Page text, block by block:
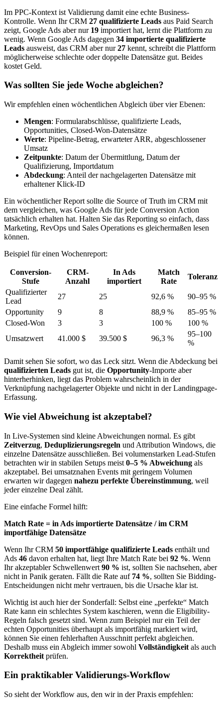
Im PPC-Kontext ist Validierung damit eine echte Business-
Kontrolle. Wenn Ihr CRM 27 qualifizierte Leads aus Paid Search
zeigt, Google Ads aber nur 19 importiert hat, lernt die Plattform zu
wenig. Wenn Google Ads dagegen 34 importierte qualifizierte
Leads ausweist, das CRM aber nur27 kennt, schreibt die Plattform
möglicherweise schlechte oder doppelte Datensätze gut. Beides
kostet Geld.
Was sollten Sie jede Woche abgleichen?
Wir empfehlen einen wöchentlichen Abgleich über vier Ebenen:
Mengen: Formularabschlüsse, qualifizierte Leads,
Opportunities, Closed-Won-Datensätze
Werte: Pipeline-Betrag, erwarteter ARR, abgeschlossener
Umsatz
Zeitpunkte: Datum der Übermittlung, Datum der
Qualifizierung, Importdatum
Abdeckung: Anteil der nachgelagerten Datensätze mit
erhaltener Klick-ID
Ein wöchentlicher Report sollte die Source of Truth im CRM mit
dem vergleichen, was Google Ads für jede Conversion Action
tatsächlich erhalten hat. Halten Sie das Reporting so einfach, dass
Marketing, RevOps und Sales Operations es gleichermaßen lesen
können.
Beispiel für einen Wochenreport:
Conversion-
Stufe
CRM-
Anzahl
In Ads
importiert
Match
Rate
Toleranz
Qualifizierter
Lead
27 25 92,6 %
90–95 %
Opportunity
9 8 88,9 %
85–95 %
Closed-Won
3 3 100 %
100 %
Umsatzwert
41.000 $ 39.500 $ 96,3 %
95–100
%
Damit sehen Sie sofort, wo das Leck sitzt. Wenn die Abdeckung bei
qualifizierten Leads gut ist, die Opportunity-Importe aber
hinterherhinken, liegt das Problem wahrscheinlich in der
Verknüpfung nachgelagerter Objekte und nicht in der Landingpage-
Erfassung.
Wie viel Abweichung ist akzeptabel?
In Live-Systemen sind kleine Abweichungen normal. Es gibt
Zeitverzug, Deduplizierungsregeln und Attribution Windows, die
einzelne Datensätze ausschließen. Bei volumenstarken Lead-Stufen
betrachten wir in stabilen Setups meist 0–5 % Abweichung als
akzeptabel. Bei umsatznahen Events mit geringem Volumen
erwarten wir dagegen nahezu perfekte Übereinstimmung, weil
jeder einzelne Deal zählt.
Eine einfache Formel hilft:
Match Rate = in Ads importierte Datensätze / im CRM
importfähige Datensätze
Wenn Ihr CRM 50 importfähige qualifizierte Leads enthält und
Ads 46 davon erhalten hat, liegt Ihre Match Rate bei 92 %. Wenn
Ihr akzeptabler Schwellenwert 90 % ist, sollten Sie nachsehen, aber
nicht in Panik geraten. Fällt die Rate auf 74 %, sollten Sie Bidding-
Entscheidungen nicht mehr vertrauen, bis die Ursache klar ist.
Wichtig ist auch hier der Sonderfall: Selbst eine „perfekte“ Match
Rate kann ein schlechtes System kaschieren, wenn die Eligibility-
Regeln falsch gesetzt sind. Wenn zum Beispiel nur ein Teil der
echten Opportunities überhaupt als importfähig markiert wird,
können Sie einen fehlerhaften Ausschnitt perfekt abgleichen.
Deshalb muss ein Abgleich immer sowohl Vollständigkeit als auch
Korrektheit prüfen.
Ein praktikabler Validierungs-Workflow
So sieht der Workflow aus, den wir in der Praxis empfehlen: